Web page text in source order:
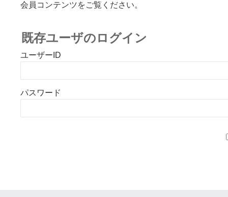
会員コンテンツをご覧ください。
既存ユーザのログイン
ユーザーID
パスワード